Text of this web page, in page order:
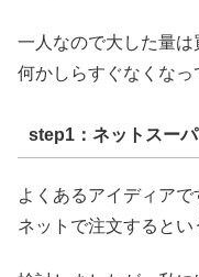
一人なので大した量
何かしらすぐなくなっ
step1：ネットスー
よくあるアイディアで
ネットで注文するとい